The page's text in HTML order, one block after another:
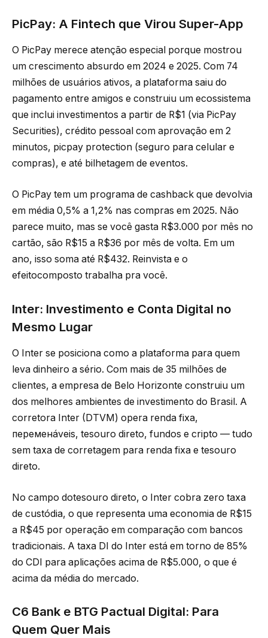
PicPay: A Fintech que Virou Super-App
O PicPay merece atenção especial porque mostrou
um crescimento absurdo em 2024 e 2025. Com 74
milhões de usuários ativos, a plataforma saiu do
pagamento entre amigos e construiu um ecossistema
que inclui investimentos a partir de R$1 (via PicPay
Securities), crédito pessoal com aprovação em 2
minutos, picpay protection (seguro para celular e
compras), e até bilhetagem de eventos.
O PicPay tem um programa de cashback que devolvia
em média 0,5% a 1,2% nas compras em 2025. Não
parece muito, mas se você gasta R$3.000 por mês no
cartão, são R$15 a R$36 por mês de volta. Em um
ano, isso soma até R$432. Reinvista e o
efeitocomposto trabalha pra você.
Inter: Investimento e Conta Digital no
Mesmo Lugar
O Inter se posiciona como a plataforma para quem
leva dinheiro a sério. Com mais de 35 milhões de
clientes, a empresa de Belo Horizonte construiu um
dos melhores ambientes de investimento do Brasil. A
corretora Inter (DTVM) opera renda fixa,
переменáveis, tesouro direto, fundos e cripto — tudo
sem taxa de corretagem para renda fixa e tesouro
direto.
No campo dotesouro direto, o Inter cobra zero taxa
de custódia, o que representa uma economia de R$15
a R$45 por operação em comparação com bancos
tradicionais. A taxa DI do Inter está em torno de 85%
do CDI para aplicações acima de R$5.000, o que é
acima da média do mercado.
C6 Bank e BTG Pactual Digital: Para
Quem Quer Mais